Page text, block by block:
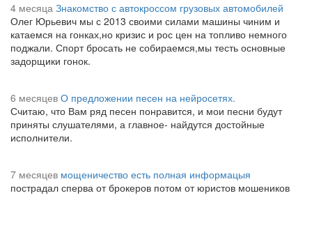
4 месяца Знакомство с автокроссом грузовых автомобилей
Олег Юрьевич мы с 2013 своими силами машины чиним и
катаемся на гонках,но кризис и рос цен на топливо немного
поджали. Спорт бросать не собираемся,мы тесть основные
задорщики гонок.
6 месяцев О предложении песен на нейросетях.
Считаю, что Вам ряд песен понравится, и мои песни будут
приняты слушателями, а главное- найдутся достойные
исполнители.
7 месяцев мощеничество есть полная информацыя
пострадал сперва от брокеров потом от юристов мошеников